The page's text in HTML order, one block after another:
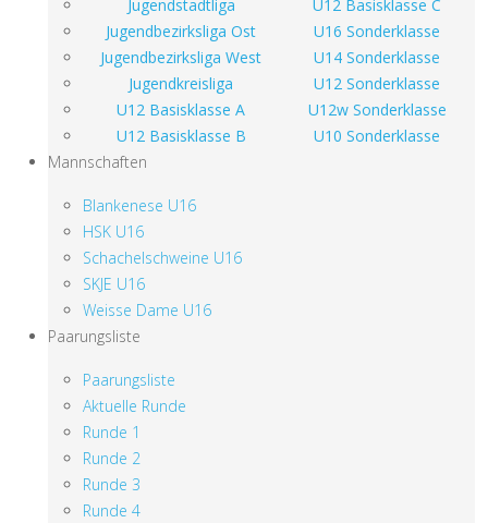
Jugendstadtliga
U12 Basisklasse C
Jugendbezirksliga Ost
U16 Sonderklasse
Jugendbezirksliga West
U14 Sonderklasse
Jugendkreisliga
U12 Sonderklasse
U12 Basisklasse A
U12w Sonderklasse
U12 Basisklasse B
U10 Sonderklasse
Mannschaften
Blankenese U16
HSK U16
Schachelschweine U16
SKJE U16
Weisse Dame U16
Paarungsliste
Paarungsliste
Aktuelle Runde
Runde 1
Runde 2
Runde 3
Runde 4